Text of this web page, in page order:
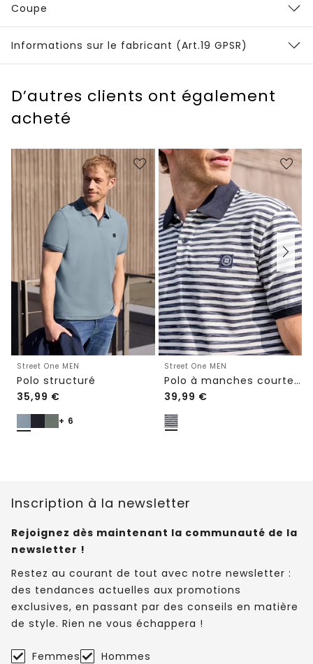
Coupe
Informations sur le fabricant (Art.19 GPSR)
D’autres clients ont également
acheté
Street One MEN
Polo structuré
35,99 €
+ 6
Street One MEN
Polo à manches courtes en structure piquée
39,99 €
Inscription à la newsletter
Rejoignez dès maintenant la communauté de la
newsletter !
Restez au courant de tout avec notre newsletter :
des tendances actuelles aux promotions
exclusives, en passant par des conseils en matière
de style. Rien ne vous échappera !
Femmes Hommes